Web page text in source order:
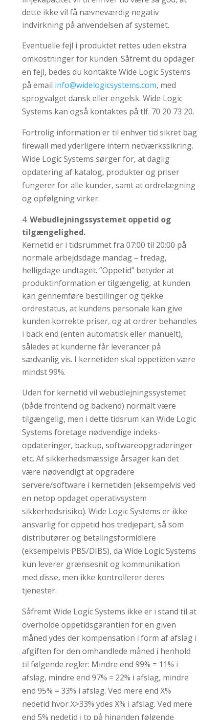
dette ikke vil få nævneværdig negativ
indvirkning på anvendelsen af systemet.
Eventuelle fejl i produktet rettes uden ekstra
omkostninger for kunden. Såfremt du opdager
en fejl, bedes du kontakte Wide Logic Systems
på email info@widelogicsystems.com, med
sprogvalget dansk eller engelsk. Wide Logic
Systems kan også kontaktes på tlf. 70 20 73 20.
Fortrolig information er til enhver tid sikret bag
firewall med yderligere intern netværkssikring.
Wide Logic Systems sørger for, at daglig
opdatering af katalog, produkter og priser
fungerer for alle kunder, samt at ordrelægning
og opfølgning virker.
Webudlejningssystemet oppetid og
tilgængelighed.
Kernetid er i tidsrummet fra 07:00 til 20:00 på
normale arbejdsdage mandag – fredag,
helligdage undtaget. ”Oppetid” betyder at
produktinformation er tilgængelig, at kunden
kan gennemføre bestillinger og tjekke
ordrestatus, at kundens personale kan give
kunden korrekte priser, og at ordrer behandles
i back end (enten automatisk eller manuelt),
således at kunderne får leverancer på
sædvanlig vis. I kernetiden skal oppetiden være
mindst 99%.
Uden for kernetid vil webudlejningssystemet
(både frontend og backend) normalt være
tilgængelig, men i dette tidsrum kan Wide Logic
Systems foretage nødvendige indeks-
opdateringer, backup, softwareopgraderinger
etc. Af sikkerhedsmæssige årsager kan det
være nødvendigt at opgradere
servere/software i kernetiden (eksempelvis ved
en netop opdaget operativsystem
sikkerhedsrisiko). Wide Logic Systems er ikke
ansvarlig for oppetid hos tredjepart, så som
distributører og betalingsformidlere
(eksempelvis PBS/DIBS), da Wide Logic Systems
kun leverer grænsesnit og kommunikation
med disse, men ikke kontrollerer deres
tjenester.
Såfremt Wide Logic Systems ikke er i stand til at
overholde oppetidsgarantien for en given
måned ydes der kompensation i form af afslag i
afgiften for den omhandlede måned i henhold
til følgende regler: Mindre end 99% = 11% i
afslag, mindre end 97% = 22% i afslag, mindre
end 95% = 33% i afslag. Ved mere end X%
nedetid hvor X>33% ydes X% i afslag. Ved mere
end 5% nedetid i to på hinanden følgende